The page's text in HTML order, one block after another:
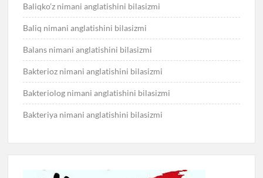
Baliqko’z nimani anglatishini bilasizmi
Baliq nimani anglatishini bilasizmi
Balans nimani anglatishini bilasizmi
Bakterioz nimani anglatishini bilasizmi
Bakteriolog nimani anglatishini bilasizmi
Bakteriya nimani anglatishini bilasizmi